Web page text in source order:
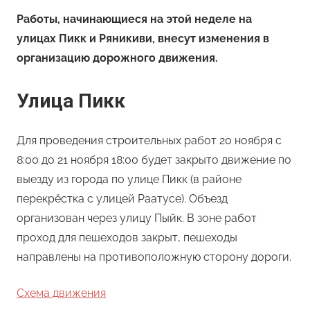
Работы, начинающиеся на этой неделе на
улицах Пикк и Ряникиви, внесут изменения в
организацию дорожного движения.
Улица Пикк
Для проведения строительных работ 20 ноября с
8:00 до 21 ноября 18:00 будет закрыто движение по
выезду из города по улице Пикк (в районе
перекрёстка с улицей Раатусе). Объезд
организован через улицу Пыйк. В зоне работ
проход для пешеходов закрыт, пешеходы
направлены на противоположную сторону дороги.
Схема движения